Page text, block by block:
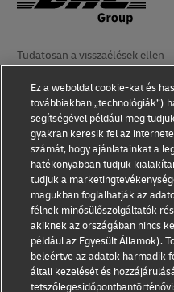
Tudatosan a visszaélések ellen
Jogi nyilatkozat
Felhasználási feltételek
Adatvédelem
Kisegítő lehetőségek
Egyéb tudnivalók
Cookie-beállítások
Kövessen minket a
Ez a weboldal cookie-kat és
továbbiakban „technológiák”)
segítségével például meg
gyakran keresik fel az
számát, hogy ajánlatainkat a
hatékonyabban tudjuk
tudjuk a
magukban foglalhatják az
félnek minősülőszolgáltatók
akiknek az országában nincs
például az Egyesült Államok).
beleértve az adatok harmadik
általi kezelését és